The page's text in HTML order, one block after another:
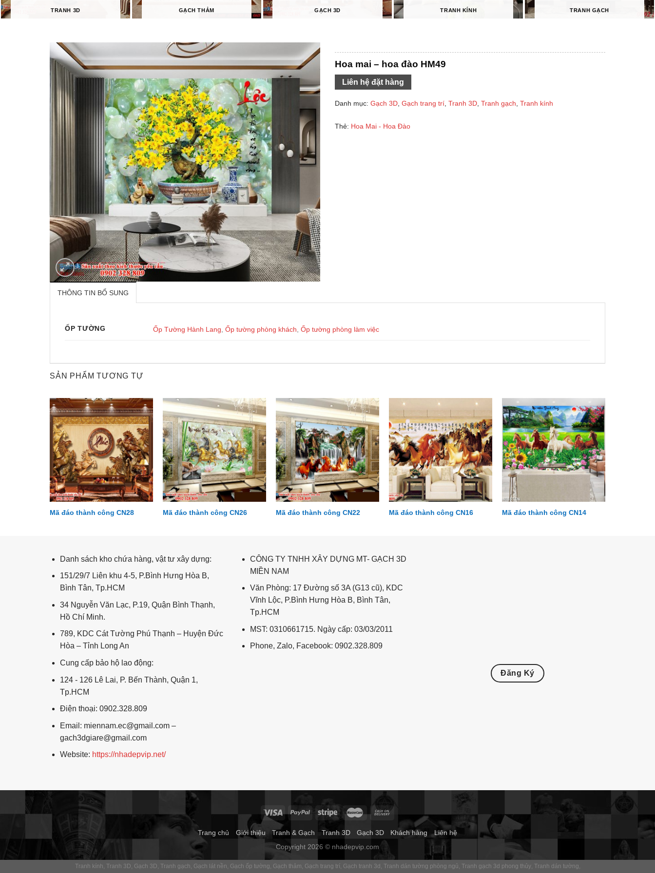
TRANH 3D GẠCH THẢM GẠCH 3D TRANH KÍNH TRANH GẠCH
Hoa mai – hoa đào HM49
Liên hệ đặt hàng
Danh mục: Gạch 3D, Gạch trang trí, Tranh 3D, Tranh gạch, Tranh kính
Thẻ: Hoa Mai - Hoa Đào
THÔNG TIN BỔ SUNG
ỐP TƯỜNG Ốp Tường Hành Lang ,Ốp tường phòng khách ,Ốp tường phòng làm việc
SẢN PHẨM TƯƠNG TỰ
Mã đáo thành công CN28 Mã đáo thành công CN26 Mã đáo thành công CN22 Mã đáo thành công CN16 Mã đáo thành công CN14
Danh sách kho chứa hàng, vật tư xây dựng:
151/29/7 Liên khu 4-5, P.Bình Hưng Hòa B,
Bình Tân, Tp.HCM
34 Nguyễn Văn Lạc, P.19, Quận Bình Thạnh,
Hồ Chí Minh.
789, KDC Cát Tường Phú Thạnh – Huyện Đức
Hòa – Tỉnh Long An
Cung cấp bảo hộ lao động:
124 - 126 Lê Lai, P. Bến Thành, Quận 1,
Tp.HCM
Điện thoại: 0902.328.809
Email: miennam.ec@gmail.com –
gach3dgiare@gmail.com
Website: https://nhadepvip.net/
CÔNG TY TNHH XÂY DỰNG MT- GẠCH 3D
MIỀN NAM
Văn Phòng: 17 Đường số 3A (G13 cũ), KDC
Vĩnh Lộc, P.Bình Hưng Hòa B, Bình Tân,
Tp.HCM
MST: 0310661715. Ngày cấp: 03/03/2011
Phone, Zalo, Facebook: 0902.328.809
Đăng Ký
Trang chủ Giới thiệu Tranh & Gạch Tranh 3D Gạch 3D Khách hàng
Liên hệ
Copyright 2026 © nhadepvip.com
Tranh kính Tranh 3D Gạch 3D Tranh gạch Gạch lát nền Gạch ốp tường Gạch thảm Gạch trang trí Gạch tranh 3d Tranh dán tường phòng ngủ Tranh gạch 3d phong thủy Tranh dán tường